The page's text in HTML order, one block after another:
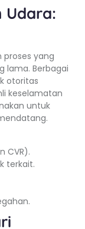
Udara:
proses yang
lama. Berbagai
otoritas
keselamatan
untuk
CVR).
terkait.